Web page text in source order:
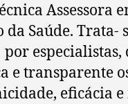
Assessora
Saúde. Trata-
e transparente
eficácia